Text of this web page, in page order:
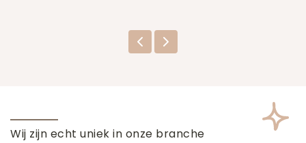
Wij zijn echt uniek in onze branche